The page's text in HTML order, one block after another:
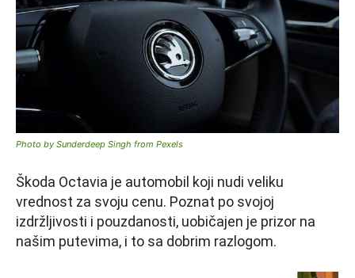
Photo by Sunderdeep Singh from Pexels
Škoda Octavia je automobil koji nudi veliku
vrednost za svoju cenu. Poznat po svojoj
izdržljivosti i pouzdanosti, uobičajen je prizor na
našim putevima, i to sa dobrim razlogom.